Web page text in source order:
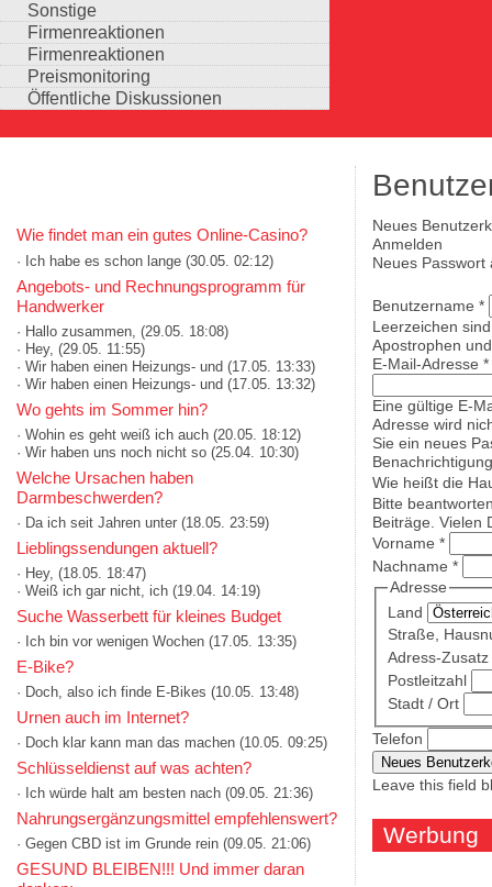
Sonstige
Firmenreaktionen
Firmenreaktionen
Preismonitoring
Öffentliche Diskussionen
Wie findet man ein gutes Online-Casino?
· Ich habe es schon lange (30.05. 02:12)
Angebots- und Rechnungsprogramm für
Handwerker
· Hallo zusammen, (29.05. 18:08)
· Hey, (29.05. 11:55)
· Wir haben einen Heizungs- und (17.05. 13:33)
· Wir haben einen Heizungs- und (17.05. 13:32)
Wo gehts im Sommer hin?
· Wohin es geht weiß ich auch (20.05. 18:12)
· Wir haben uns noch nicht so (25.04. 10:30)
Welche Ursachen haben
Darmbeschwerden?
· Da ich seit Jahren unter (18.05. 23:59)
Lieblingssendungen aktuell?
· Hey, (18.05. 18:47)
· Weiß ich gar nicht, ich (19.04. 14:19)
Suche Wasserbett für kleines Budget
· Ich bin vor wenigen Wochen (17.05. 13:35)
E-Bike?
· Doch, also ich finde E-Bikes (10.05. 13:48)
Urnen auch im Internet?
· Doch klar kann man das machen (10.05. 09:25)
Schlüsseldienst auf was achten?
· Ich würde halt am besten nach (09.05. 21:36)
Nahrungsergänzungsmittel empfehlenswert?
· Gegen CBD ist im Grunde rein (09.05. 21:06)
GESUND BLEIBEN!!! Und immer daran
Haupt-Reiter
Neues
(aktiver Reiter)
Anmelden
Neues Passwort
Benutzername *
Leerzeichen
Apostrophen
E-Mail-Adresse *
Eine gültige E-
Adresse wird
Sie ein neues
Wie heißt die
Bitte
Beiträge. Vielen
Vorname *
Nachname *
Adresse
Land
Straße,
Adress-
Postleitzahl
Stadt / Ort
Telefon
Leave this field
Werbung
Auswahlmöglichkeiten